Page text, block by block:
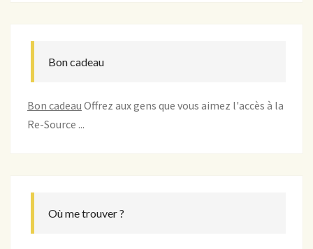
Bon cadeau
Bon cadeau Offrez aux gens que vous aimez l'accès à la
Re-Source ...
Où me trouver ?